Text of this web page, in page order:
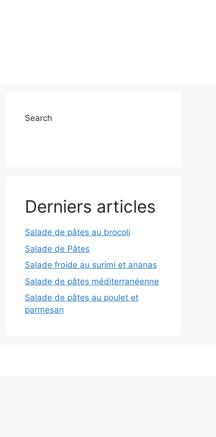
Search
Derniers articles
Salade de pâtes au brocoli
Salade de Pâtes
Salade froide au surimi et ananas
Salade de pâtes méditerranéenne
Salade de pâtes au poulet et
parmesan